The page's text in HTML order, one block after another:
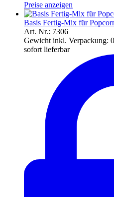
Preise anzeigen
Basis Fertig-Mix für
Art. Nr.: 7306
Gewicht inkl. Verpackung:
sofort lieferbar